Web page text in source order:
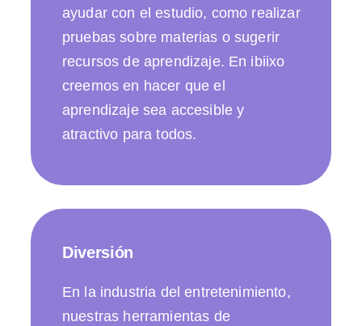
ayudar con el estudio, como realizar
pruebas sobre materias o sugerir
recursos de aprendizaje. En ibiixo
creemos en hacer que el
aprendizaje sea accesible y
atractivo para todos.
Diversión
En la industria del entretenimiento,
nuestras herramientas de